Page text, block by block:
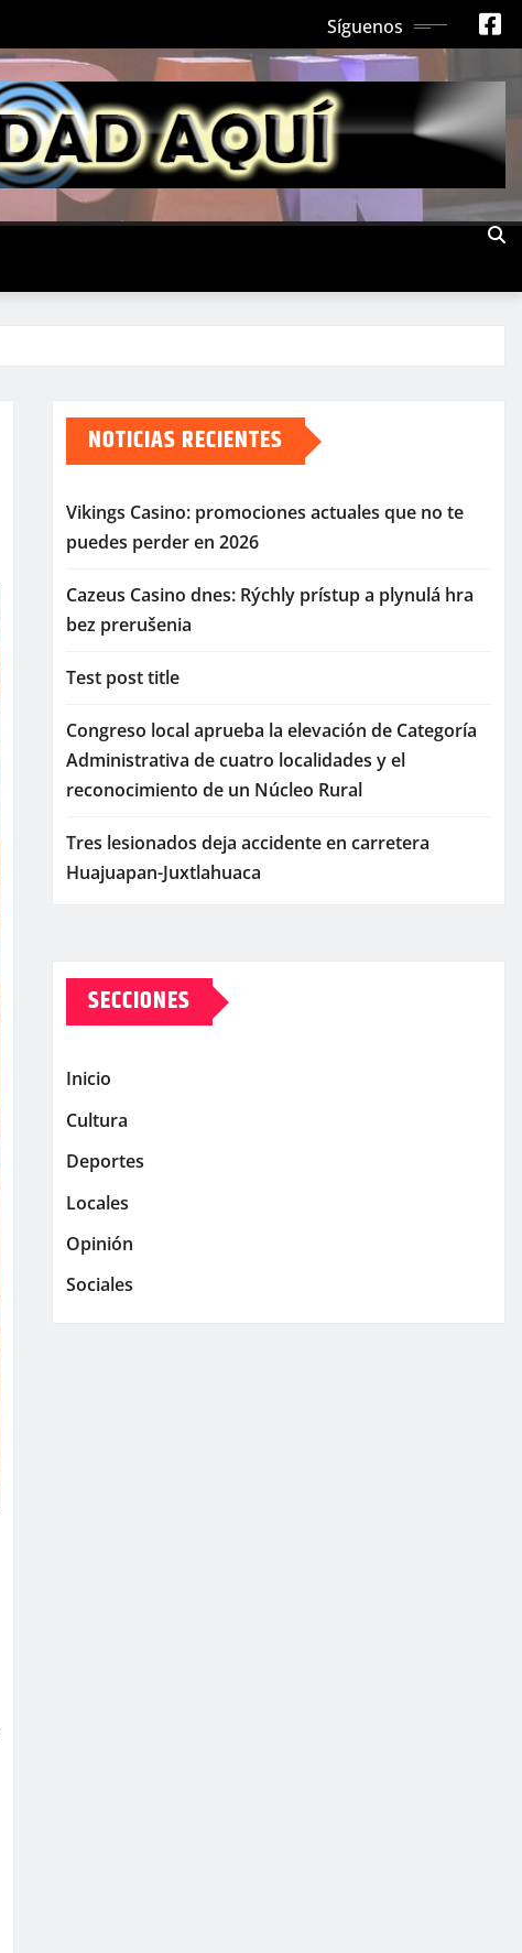
Síguenos
NOTICIAS RECIENTES
Vikings Casino: promociones actuales que no te
puedes perder en 2026
Cazeus Casino dnes: Rýchly prístup a plynulá hra
bez prerušenia
Test post title
Congreso local aprueba la elevación de Categoría
Administrativa de cuatro localidades y el
reconocimiento de un Núcleo Rural
Tres lesionados deja accidente en carretera
Huajuapan-Juxtlahuaca
SECCIONES
Inicio
Cultura
Deportes
Locales
Opinión
Sociales